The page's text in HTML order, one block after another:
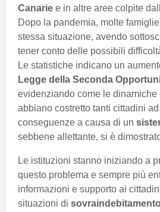
Canarie e in altre aree colpite
Dopo la pandemia, molte
stessa situazione, avendo
tener conto delle possibili
Le statistiche indicano un
Legge della Seconda
evidenziando come le dinamiche
abbiano costretto tanti cittadini
conseguenze a causa di un
sebbene allettante, si è
Le istituzioni stanno iniziando a
questo problema e sempre più
informazioni e supporto ai
situazioni di sovraindebitamento